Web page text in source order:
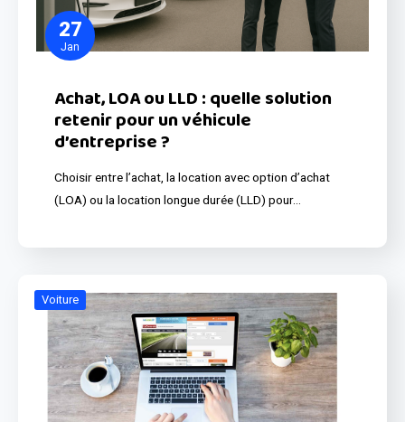
27
Jan
Achat, LOA ou LLD : quelle solution
retenir pour un véhicule
d’entreprise ?
Choisir entre l’achat, la location avec option d’achat
(LOA) ou la location longue durée (LLD) pour…
Voiture